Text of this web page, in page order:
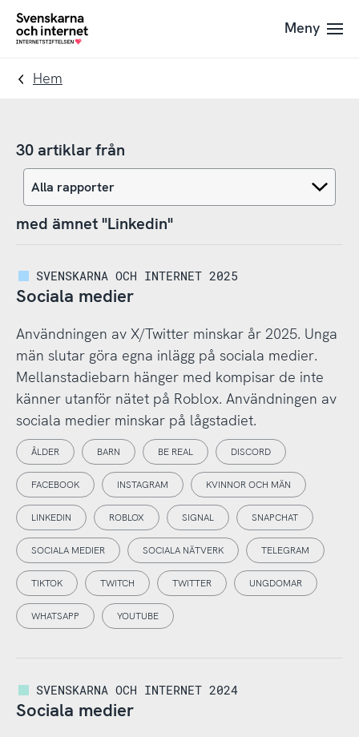
Till
navigation
Till
innehåll
To
Meny
Hem
30 artiklar från
med ämnet "Linkedin"
SVENSKARNA OCH INTERNET 2025
Sociala medier
Användningen av X/Twitter minskar år 2025. Unga
män slutar göra egna inlägg på sociala medier.
Mellanstadiebarn hänger med kompisar de inte
känner utanför nätet på Roblox. Användningen av
sociala medier minskar på lågstadiet.
ÅLDER BARN BE REAL DISCORD
FACEBOOK INSTAGRAM KVINNOR OCH MÄN
LINKEDIN ROBLOX SIGNAL SNAPCHAT
SOCIALA MEDIER SOCIALA NÄTVERK TELEGRAM
TIKTOK TWITCH TWITTER UNGDOMAR
WHATSAPP YOUTUBE
SVENSKARNA OCH INTERNET 2024
Sociala medier